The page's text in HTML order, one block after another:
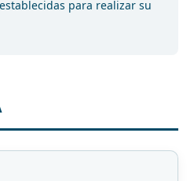
para realizar su